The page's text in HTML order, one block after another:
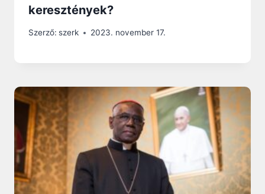
keresztények?
Szerző: szerk 2023. november 17.